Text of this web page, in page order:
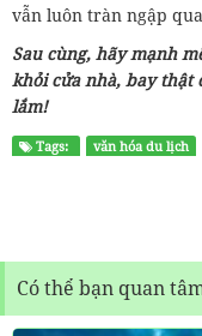
vẫn luôn tràn ngập
Sau cùng, hãy mạnh
khỏi cửa nhà, bay thật
lắm!
Tags: văn hóa du lịch
Có thể bạn quan